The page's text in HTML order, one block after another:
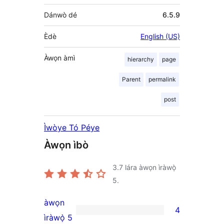
Dánwò dé 6.5.9
Èdè English (US)
Àwọn àmì hierarchy page
Parent permalink
post
Ìwòye Tó Péye
Àwọn ìbò
3.7 lára àwọn ìràwọ̀
5.
4
àwọn
ìràwọ̀ 5
4